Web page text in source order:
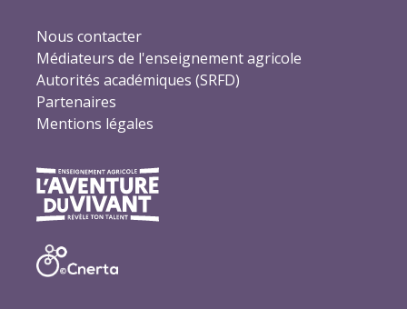
Nous contacter
Médiateurs de l'enseignement agricole
Autorités académiques (SRFD)
Partenaires
Mentions légales